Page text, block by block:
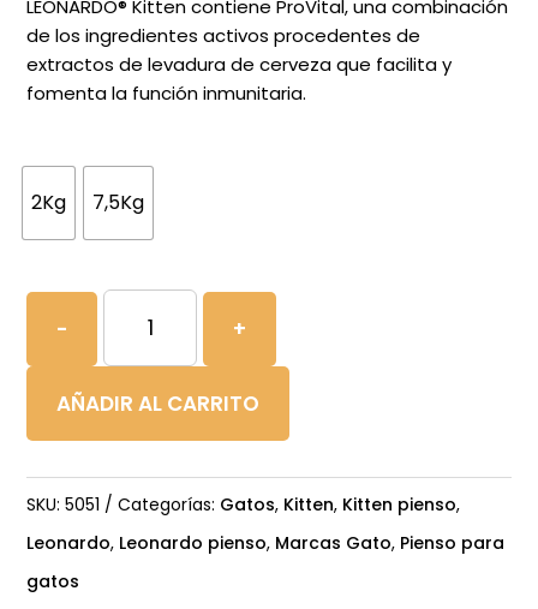
LEONARDO® Kitten contiene ProVital, una combinación
de los ingredientes activos procedentes de
extractos de levadura de cerveza que facilita y
fomenta la función inmunitaria.
2Kg 7,5Kg
-
LEONARDO
KITTEN
+
AÑADIR AL CARRITO
SKU:5051 Categorías: Gatos, Kitten, Kitten pienso,
Leonardo, Leonardo pienso, Marcas Gato, Pienso para
gatos